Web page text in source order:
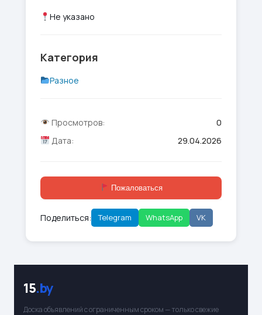
Не указано
Категория
Разное
Просмотров:
0
Дата:
29.04.2026
Пожаловаться
Поделиться: Telegram WhatsApp VK
15.by
Доска объявлений с ограниченным сроком — только свежие